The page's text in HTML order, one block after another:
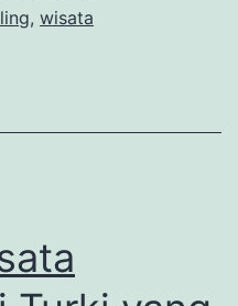
, wisata